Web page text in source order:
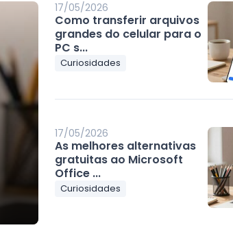
17/05/2026
Como transferir arquivos
grandes do celular para o
PC s...
Curiosidades
17/05/2026
As melhores alternativas
gratuitas ao Microsoft
Office ...
Curiosidades